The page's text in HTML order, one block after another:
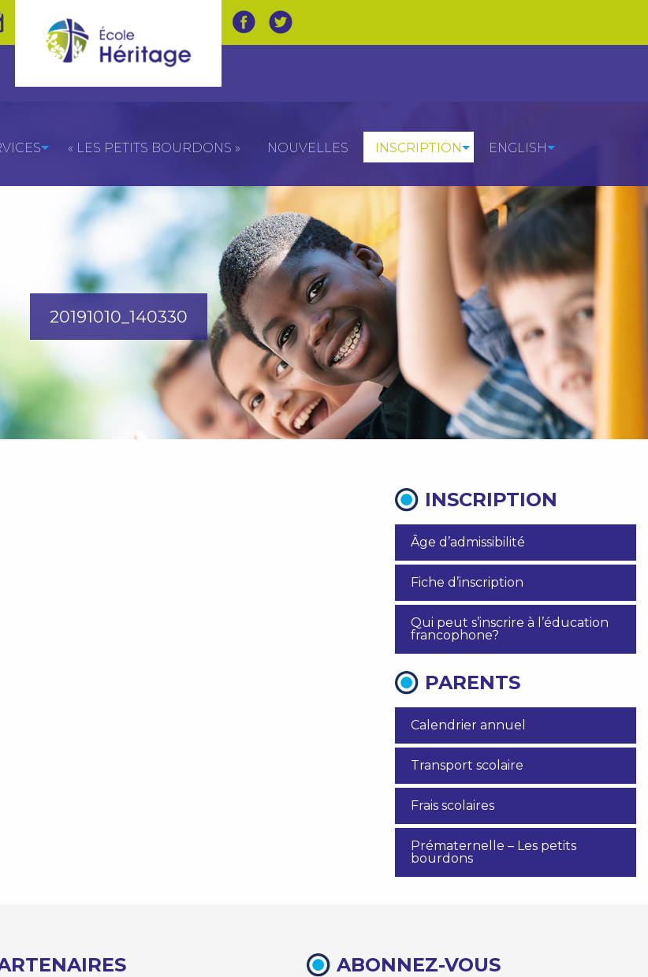
« LES PETITS BOURDONS » NOUVELLES INSCRIPTION ENGLISH
20191010_140330
INSCRIPTION
Âge d’admissibilité
Fiche d’inscription
Qui peut s’inscrire à l’éducation
francophone?
PARENTS
Calendrier annuel
Transport scolaire
Frais scolaires
Prématernelle – Les petits
bourdons
ABONNEZ-VOUS